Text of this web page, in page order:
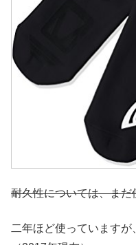
耐久性については、ま
二年ほど使っていますが